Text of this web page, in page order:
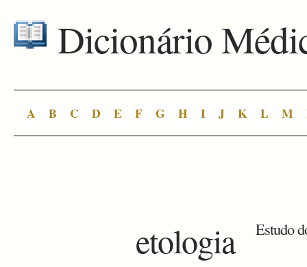
Dicionário
A B C D E F G H I J K L M
etologia Estudo